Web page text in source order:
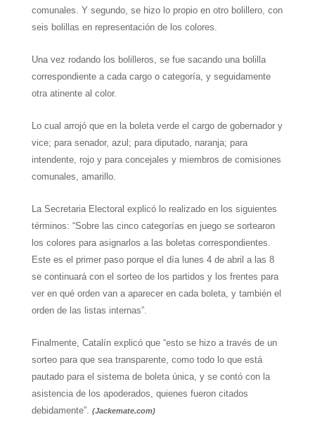
comunales. Y segundo, se hizo lo propio en otro bolillero, con
seis bolillas en representación de los colores.
Una vez rodando los bolilleros, se fue sacando una bolilla
correspondiente a cada cargo o categoría, y seguidamente
otra atinente al color.
Lo cual arrojó que en la boleta verde el cargo de gobernador y
vice; para senador, azul; para diputado, naranja; para
intendente, rojo y para concejales y miembros de comisiones
comunales, amarillo.
La Secretaria Electoral explicó lo realizado en los siguientes
términos: “Sobre las cinco categorías en juego se sortearon
los colores para asignarlos a las boletas correspondientes.
Este es el primer paso porque el día lunes 4 de abril a las 8
se continuará con el sorteo de los partidos y los frentes para
ver en qué orden van a aparecer en cada boleta, y también el
orden de las listas internas”.
Finalmente, Catalín explicó que “esto se hizo a través de un
sorteo para que sea transparente, como todo lo que está
pautado para el sistema de boleta única, y se contó con la
asistencia de los apoderados, quienes fueron citados
debidamente”. (Jackemate.com)